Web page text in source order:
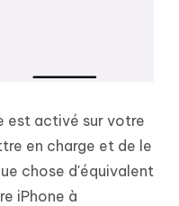
est activé sur votre
en charge et de le
chose d'équivalent
iPhone à